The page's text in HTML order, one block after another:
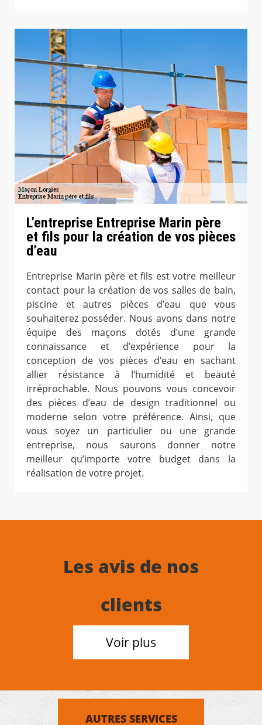
L’entreprise Entreprise Marin père
et fils pour la création de vos pièces
d’eau
Entreprise Marin père et fils est votre meilleur
contact pour la création de vos salles de bain,
piscine et autres pièces d’eau que vous
souhaiterez posséder. Nous avons dans notre
équipe des maçons dotés d’une grande
connaissance et d’expérience pour la
conception de vos pièces d’eau en sachant
allier résistance à l’humidité et beauté
irréprochable. Nous pouvons vous concevoir
des pièces d’eau de design traditionnel ou
moderne selon votre préférence. Ainsi, que
vous soyez un particulier ou une grande
entreprise, nous saurons donner notre
meilleur qu’importe votre budget dans la
réalisation de votre projet.
Les avis de nos
clients
Voir plus
AUTRES SERVICES